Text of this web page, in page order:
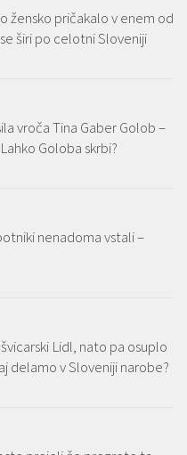
žensko pričakalo v enem od
širi po celotni Sloveniji
vroča Tina Gaber Golob –
Goloba skrbi?
nenadoma vstali –
Lidl, nato pa osuplo
delamo v Sloveniji narobe?